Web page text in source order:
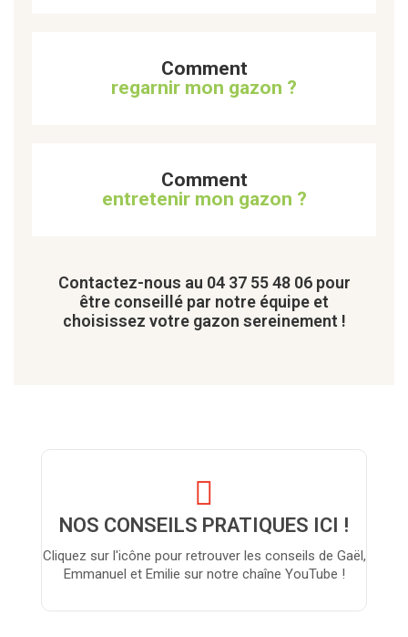
Comment
regarnir mon gazon ?
Comment
entretenir mon gazon ?
Contactez-nous au 04 37 55 48 06 pour
être conseillé par notre équipe et
choisissez votre gazon sereinement !
NOS CONSEILS PRATIQUES ICI !
Cliquez sur l'icône pour retrouver les conseils de Gaël,
Emmanuel et Emilie sur notre chaîne YouTube !